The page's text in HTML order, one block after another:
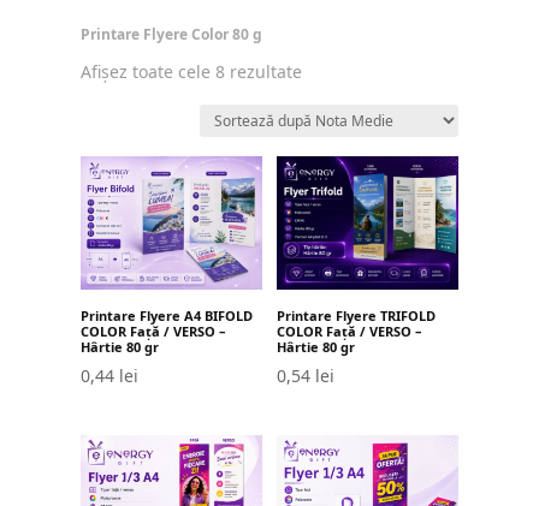
Printare Flyere Color 80 g
Afișez toate cele 8 rezultate
medie
Printare Flyere A4 BIFOLD
COLOR Față / VERSO –
Hârtie 80 gr
0,44 lei
Printare Flyere TRIFOLD
COLOR Față / VERSO –
Hârtie 80 gr
0,54 lei